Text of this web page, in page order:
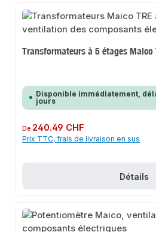
Transformateurs à 5 étages Maico
Disponible immédiatement,
jours
Prix régulier :
De 240.49 CHF
Prix TTC, frais de livraison en sus
Détails